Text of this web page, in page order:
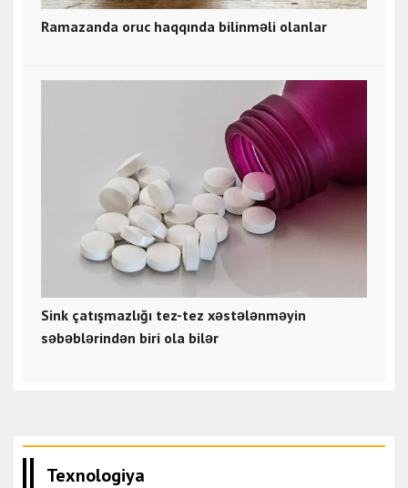
Ramazanda oruc haqqında bilinməli olanlar
Sink çatışmazlığı tez-tez xəstələnməyin
səbəblərindən biri ola bilər
Texnologiya